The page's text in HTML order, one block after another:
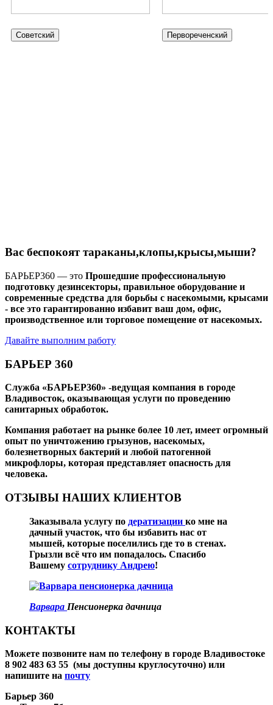
Советский Первореченский
Вас беспокояттараканы,клопы,крысы,мыши?
БАРЬЕР360 — это Прошедшие профессиональную
подготовку дезинсекторы, правильное оборудование и
современные средства для борьбы с насекомыми, крысами
- все это гарантированно избавит ваш дом, офис,
производственное или торговое помещение от насекомых.
Давайте выполним работу
БАРЬЕР 360
Служба «БАРЬЕР360» -ведущая компания в городе
Владивосток, оказывающая услуги по проведению
санитарных обработок.
Компания работает на рынке более 10 лет, имеет огромный
опыт по уничтожению грызунов, насекомых,
болезнетворных бактерий и любой патогенной
микрофлоры, которая представляет опасность для
человека.
ОТЗЫВЫ НАШИХ КЛИЕНТОВ
Заказывала услугу по дератизации ко мне на
дачный участок, что бы избавить нас от
мышей, которые поселились где то в стенах.
Грызли всё что им попадалось. Спасибо
Вашему сотруднику Андрею!
Варвара Пенсионерка дачница
КОНТАКТЫ
Можете позвоните нам по телефону в городе Владивостоке
8 902 483 63 55 (мы доступны круглосуточно) или
напишите на почту
Барьер 360